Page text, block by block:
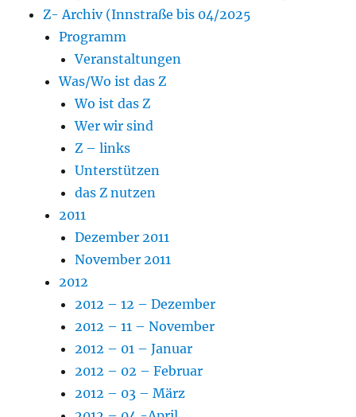
Z- Archiv (Innstraße bis 04/2025
Programm
Veranstaltungen
Was/Wo ist das Z
Wo ist das Z
Wer wir sind
Z – links
Unterstützen
das Z nutzen
2011
Dezember 2011
November 2011
2012
2012 – 12 – Dezember
2012 – 11 – November
2012 – 01 – Januar
2012 – 02 – Februar
2012 – 03 – März